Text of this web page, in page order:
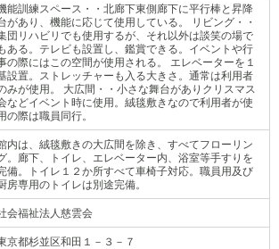
能訓練スペース・・北廊下東側廊下に平行棒と昇降
があり、機能に応じて使用している。 リビング・・
団リハビリでも使用するが、それ以外は談笑の場で
ある。テレビも設置し、鑑賞できる。イベントや行
の際にはこの空間が使用される。 エレベーターを１
設置。ストレッチャーも入る大きさ。通常は利用者
みが使用。 大広間・・小さな舞台がありクリスマス
などイベント時に使用。絨毯敷きなので利用者が使
の際は職員同行。
内は、絨毯敷きの大広間を除き、すべてフローリン
。廊下、トイレ、エレベーター内、浴室等手すりを
備。トイレ１２か所すべて車椅子対応。職員用及び
房専用のトイレは別途完備。
会福祉法人慈雲会
京都杉並区和田１－３－７